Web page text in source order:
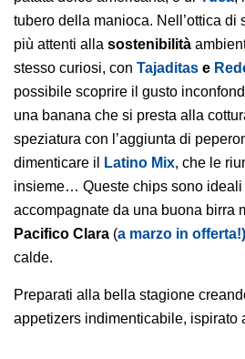
tubero della manioca. Nell’ottica di
più attenti alla sostenibilità
stesso curiosi, con Tajaditas e
possibile scoprire il gusto
una banana che si presta alla
speziatura con l’aggiunta di
dimenticare il
Latino Mix, che le
insieme… Queste chips sono ideali
accompagnate da una buona birra
Pacifico Clara (a marzo in offerta!)
calde.
Preparati alla bella stagione
appetizers indimenticabile, ispirato